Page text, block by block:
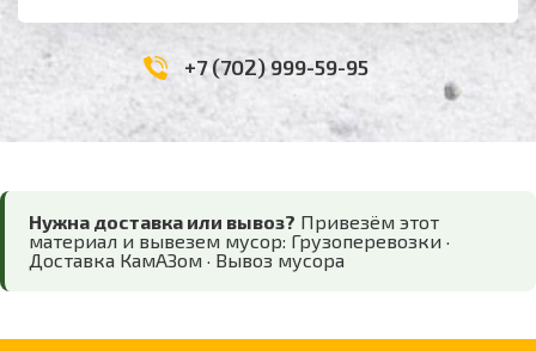
+7 (702) 999-59-95
Нужна доставка или вывоз? Привезём этот
материал и вывезем мусор: Грузоперевозки ·
Доставка КамАЗом · Вывоз мусора